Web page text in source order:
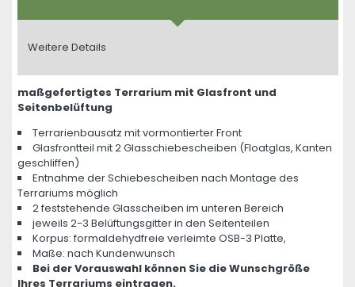
Weitere Details
maßgefertigtes Terrarium mit Glasfront und
Seitenbelüftung
Terrarienbausatz mit vormontierter Front
Glasfrontteil mit 2 Glasschiebescheiben (Floatglas, Kanten
geschliffen)
Entnahme der Schiebescheiben nach Montage des
Terrariums möglich
2 feststehende Glasscheiben im unteren Bereich
jeweils 2-3 Belüftungsgitter in den Seitenteilen
Korpus: formaldehydfreie verleimte OSB-3 Platte,
Maße: nach Kundenwunsch
Bei der Vorauswahl können Sie die Wunschgröße
Ihres Terrariums eintragen.